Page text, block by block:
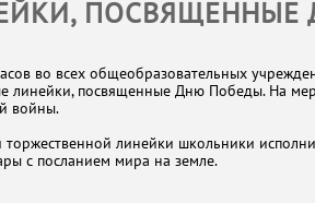
во всех общеобразовательных
линейки, посвященные Дню Победы. На
войны.
линейки школьники
с посланием мира на земле.